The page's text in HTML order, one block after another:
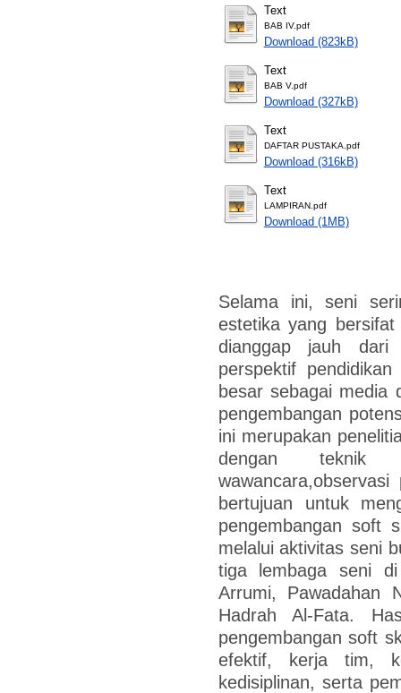
Text
BAB IV.pdf
Download (823kB)
Text
BAB V.pdf
Download (327kB)
Text
DAFTAR PUSTAKA.pdf
Download (316kB)
Text
LAMPIRAN.pdf
Download (1MB)
Selama ini, seni
estetika yang
dianggap jauh dari
perspektif
besar sebagai media
pengembangan
ini merupakan
dengan teknik
bertujuan untuk
pengembangan soft
melalui aktivitas seni
tiga lembaga seni
Arrumi, Pawadahan
Hadrah Al-Fata.
pengembangan soft
efektif, kerja tim,
kedisiplinan, serta